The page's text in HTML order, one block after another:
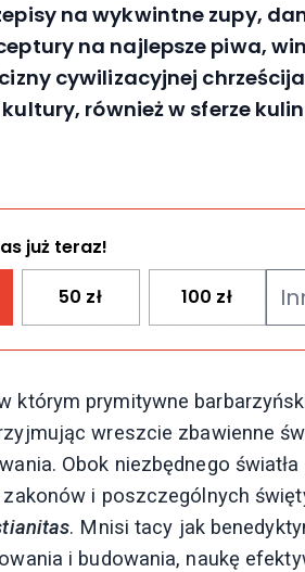
na wykwintne zupy,
na najlepsze piwa,
cywilizacyjnej
kultury, również w sferze
już teraz!
50 zł 100 zł
którym prymitywne
wreszcie zbawienne
Obok niezbędnego
zakonów i poszczególnych
. Mnisi tacy jak
i budowania, naukę